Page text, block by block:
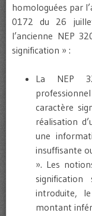
homologuées par
0172 du 26
l’ancienne NEP
signification » :
La NEP
caractère
réalisation
une
insuffisante
». Les
introduite,
montant